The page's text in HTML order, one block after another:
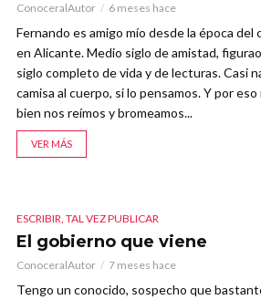
ConoceralAutor 6 meses hace
Fernando es amigo mío desde la época del
en Alicante. Medio siglo de amistad,
siglo completo de vida y de lecturas. Casi
camisa al cuerpo, si lo pensamos. Y por
bien nos reímos y bromeamos...
VER MÁS
ESCRIBIR, TAL VEZ PUBLICAR
El gobierno que viene
ConoceralAutor 7 meses hace
Tengo un conocido, sospecho que